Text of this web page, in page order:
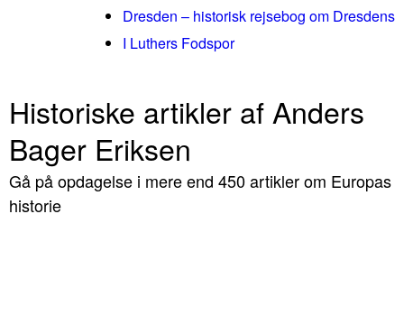
Dresden – historisk rejsebog om Dresdens
I Luthers Fodspor
Historiske artikler af Anders
Bager Eriksen
Gå på opdagelse i mere end 450 artikler om Europas
historie